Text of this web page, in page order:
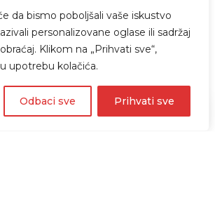
da bismo poboljšali vaše iskustvo
personalizovane oglase ili sadržaj
Klikom na „Prihvati sve“,
upotrebu kolačića.
Odbaci sve Prihvati sve